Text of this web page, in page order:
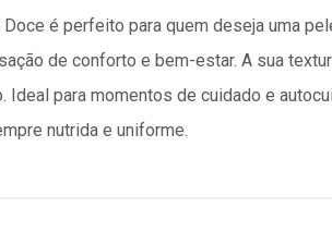
é perfeito para quem deseja uma
de conforto e bem-estar. A sua
para momentos de cuidado e
nutrida e uniforme.